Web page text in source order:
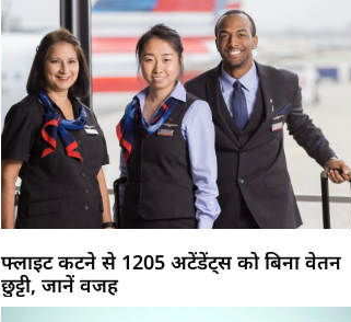
फ्लाइट कटने से 1205 अटेंडेंट्स को बिना वेतन
छुट्टी, जानें वजह